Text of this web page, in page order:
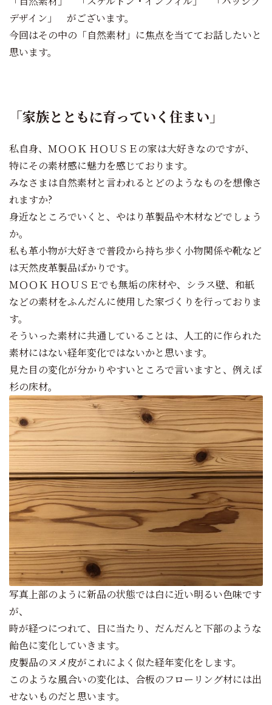
デザイン」 がございます。
今回はその中の「自然素材」に焦点を当ててお話したいと
思います。
「家族とともに育っていく住まい」
私自身、ＭＯＯＫ ＨＯＵＳＥの家は大好きなのですが、
特にその素材感に魅力を感じております。
みなさまは自然素材と言われるとどのようなものを想像さ
れますか?
身近なところでいくと、やはり革製品や木材などでしょう
か。
私も革小物が大好きで普段から持ち歩く小物関係や靴など
は天然皮革製品ばかりです。
ＭＯＯＫ ＨＯＵＳＥでも無垢の床材や、シラス壁、和紙
などの素材をふんだんに使用した家づくりを行っておりま
す。
そういった素材に共通していることは、人工的に作られた
素材にはない経年変化ではないかと思います。
見た目の変化が分かりやすいところで言いますと、例えば
杉の床材。
写真上部のように新品の状態では白に近い明るい色味です
が、
時が経つにつれて、日に当たり、だんだんと下部のような
飴色に変化していきます。
皮製品のヌメ皮がこれによく似た経年変化をします。
このような風合いの変化は、合板のフローリング材には出
せないものだと思います。